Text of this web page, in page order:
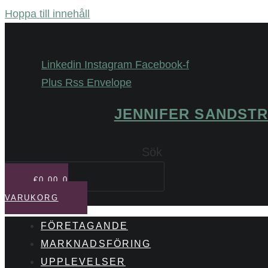
Hoppa till innehåll
Linkedin Instagram Facebook-f
Plus Rss Envelope
JENNIFER
Sök
€0,00 0
VARUKORG
FÖRETAGANDE
MARKNADSFÖRING
UPPLEVELSER